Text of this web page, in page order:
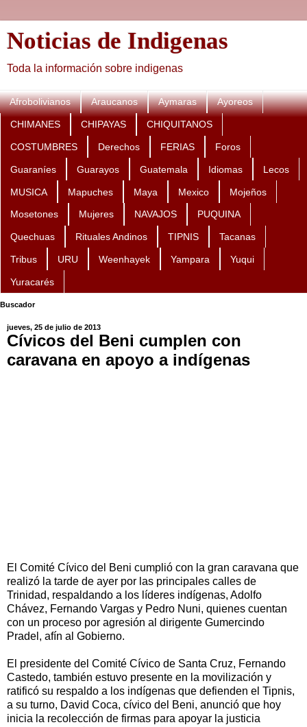
Noticias de Indigenas
Toda la información sobre indigenas
Afrobolivianos Araucanos Aymaras Ayoreos
CHIMANES CHIPAYAS CHIQUITANOS
COSTUMBRES Derechos FERIAS Foros
Guaraníes Guarayos Guatemala Idiomas Lecos
MUSICA Mapuches Maya Mexico Mojeños
Mosetones Mujeres NAVAJOS PUQUINA
Quechuas Rituales Andinos TIPNIS Tacanas
Tribus URU Weenhayek Yampara Yuqui
Yuracarés
Buscador
jueves, 25 de julio de 2013
Cívicos del Beni cumplen con
caravana en apoyo a indígenas
El Comité Cívico del Beni cumplió con la gran caravana que
realizó la tarde de ayer por las principales calles de
Trinidad, respaldando a los líderes indígenas, Adolfo
Chávez, Fernando Vargas y Pedro Nuni, quienes cuentan
con un proceso por agresión al dirigente Gumercindo
Pradel, afín al Gobierno.
El presidente del Comité Cívico de Santa Cruz, Fernando
Castedo, también estuvo presente en la movilización y
ratificó su respaldo a los indígenas que defienden el Tipnis,
a su turno, David Coca, cívico del Beni, anunció que hoy
inicia la recolección de firmas para apoyar la justicia